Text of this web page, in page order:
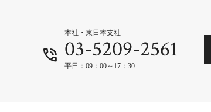
本社・東日本支社
03-5209-2561
平日：09：00～17：30